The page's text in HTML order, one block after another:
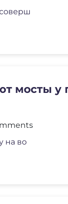
мосты у
на во